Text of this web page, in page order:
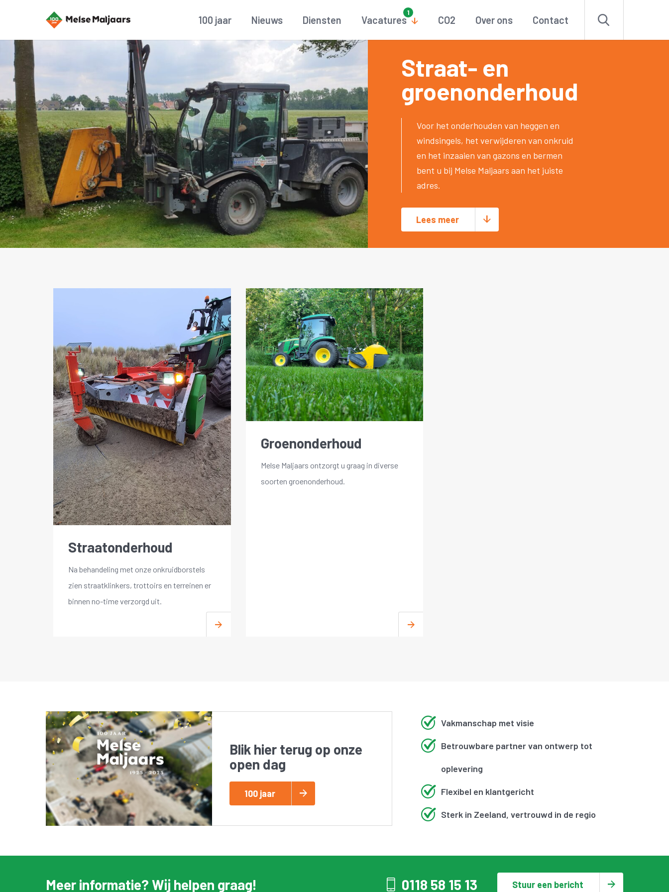
100 jaar Nieuws Diensten Vacatures CO2 Over ons Contact
Straat- en
groenonderhoud
Voor het onderhouden van heggen en
windsingels, het verwijderen van onkruid
en het inzaaien van gazons en bermen
bent u bij Melse Maljaars aan het juiste
adres.
Lees meer
Straatonderhoud
Na behandeling met onze onkruidborstels
zien straatklinkers, trottoirs en terreinen er
binnen no-time verzorgd uit.
Groenonderhoud
Melse Maljaars ontzorgt u graag in diverse
soorten groenonderhoud.
Blik hier terug op onze
open dag
100 jaar
Vakmanschap met visie
Betrouwbare partner van ontwerp tot
oplevering
Flexibel en klantgericht
Sterk in Zeeland, vertrouwd in de regio
Meer informatie? Wij helpen graag! 0118 58 15 13 Stuur een bericht